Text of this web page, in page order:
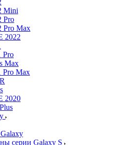
Mini
Pro
Pro Max
2022
Pro
Max
Pro Max
2020
серии Galaxy S